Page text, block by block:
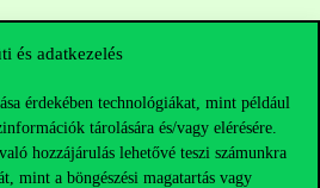
és adatkezelés
érdekében technológiákat, mint például
tárolására és/vagy elérésére.
hozzájárulás lehetővé teszi számunkra
mint a böngészési magatartás vagy